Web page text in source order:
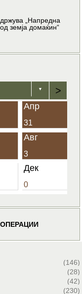
„Напредна
земја домаќин“
▼ >
Апр
31
Авг
3
Дек
0
(146)
(28)
(42)
(230)